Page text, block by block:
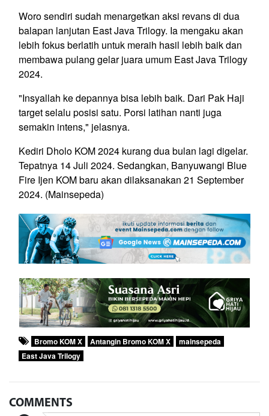
Woro sendiri sudah menargetkan aksi revans di dua
balapan lanjutan East Java Trilogy. Ia mengaku akan
lebih fokus berlatih untuk meraih hasil lebih baik dan
membawa pulang gelar juara umum East Java Trilogy
2024.
"Insyallah ke depannya bisa lebih baik. Dari Pak Haji
target selalu posisi satu. Porsi latihan nanti juga
semakin intens," jelasnya.
Kediri Dholo KOM 2024 kurang dua bulan lagi digelar.
Tepatnya 14 Juli 2024. Sedangkan, Banyuwangi Blue
Fire Ijen KOM baru akan dilaksanakan 21 September
2024. (Mainsepeda)
Bromo KOM X Antangin Bromo KOM X
mainsepeda
East Java Trilogy
COMMENTS